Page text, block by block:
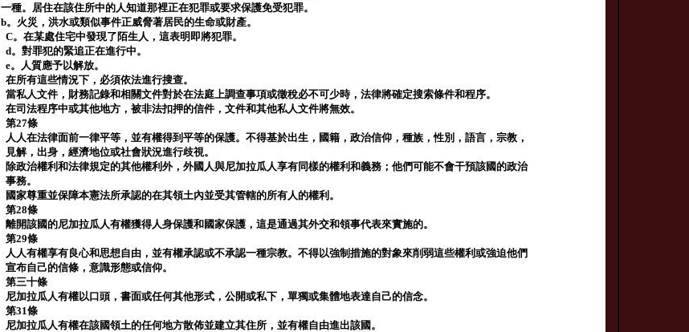
一種。居住在該住所中的人知道那裡正在犯罪或要求保護免受犯罪。
b。火災，洪水或類似事件正威脅著居民的生命或財產。
C。在某處住宅中發現了陌生人，這表明即將犯罪。
d。對罪犯的緊追正在進行中。
e。人質應予以解放。
在所有這些情況下，必須依法進行搜查。
當私人文件，財務記錄和相關文件對於在法庭上調查事項或徵稅必不可少時，法律將確定搜索條件和程序。
在司法程序中或其他地方，被非法扣押的信件，文件和其他私人文件將無效。
第27條
人人在法律面前一律平等，並有權得到平等的保護。不得基於出生，國籍，政治信仰，種族，性別，語言，宗教，
見解，出身，經濟地位或社會狀況進行歧視。
除政治權利和法律規定的其他權利外，外國人與尼加拉瓜人享有同樣的權利和義務；他們可能不會干預該國的政治
事務。
國家尊重並保障本憲法所承認的在其領土內並受其管轄的所有人的權利。
第28條
離開該國的尼加拉瓜人有權獲得人身保護和國家保護，這是通過其外交和領事代表來實施的。
第29條
人人有權享有良心和思想自由，並有權承認或不承認一種宗教。不得以強制措施的對象來削弱這些權利或強迫他們
宣布自己的信條，意識形態或信仰。
第三十條
尼加拉瓜人有權以口頭，書面或任何其他形式，公開或私下，單獨或集體地表達自己的信念。
第31條
尼加拉瓜人有權在該國領土的任何地方散佈並建立其住所，並有權自由進出該國。